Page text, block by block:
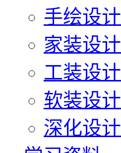
手绘设计
家装设计
工装设计
软装设计
深化设计